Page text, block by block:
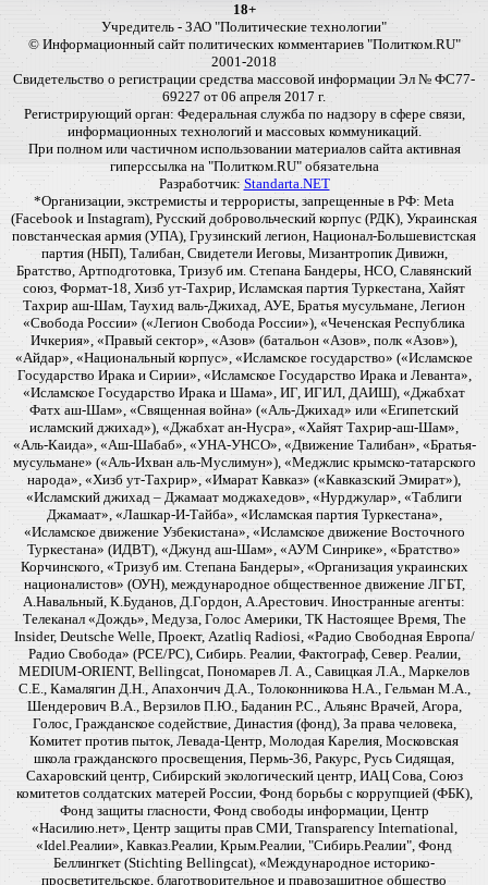
18+
Учредитель - ЗАО "Политические технологии"
© Информационный сайт политических комментариев "Политком.RU"
2001-2018
Свидетельство о регистрации средства массовой информации Эл № ФС77-
69227 от 06 апреля 2017 г.
Регистрирующий орган: Федеральная служба по надзору в сфере связи,
информационных технологий и массовых коммуникаций.
При полном или частичном использовании материалов сайта активная
гиперссылка на "Политком.RU" обязательна
Разработчик: Standarta.NET
*Организации, экстремисты и террористы, запрещенные в РФ: Meta
(Facebook и Instagram), Русский добровольческий корпус (РДК), Украинская
повстанческая армия (УПА), Грузинский легион, Национал-Большевистская
партия (НБП), Талибан, Свидетели Иеговы, Мизантропик Дивижн,
Братство, Артподготовка, Тризуб им. Степана Бандеры, НСО, Славянский
союз, Формат-18, Хизб ут-Тахрир, Исламская партия Туркестана, Хайят
Тахрир аш-Шам, Таухид валь-Джихад, АУЕ, Братья мусульмане, Легион
«Свобода России» («Легион Свобода России»), «Чеченская Республика
Ичкерия», «Правый сектор», «Азов» (батальон «Азов», полк «Азов»),
«Айдар», «Национальный корпус», «Исламское государство» («Исламское
Государство Ирака и Сирии», «Исламское Государство Ирака и Леванта»,
«Исламское Государство Ирака и Шама», ИГ, ИГИЛ, ДАИШ), «Джабхат
Фатх аш-Шам», «Священная война» («Аль-Джихад» или «Египетский
исламский джихад»), «Джабхат ан-Нусра», «Хайят Тахрир-аш-Шам»,
«Аль-Каида», «Аш-Шабаб», «УНА-УНСО», «Движение Талибан», «Братья-
мусульмане» («Аль-Ихван аль-Муслимун»), «Меджлис крымско-татарского
народа», «Хизб ут-Тахрир», «Имарат Кавказ» («Кавказский Эмират»),
«Исламский джихад – Джамаат моджахедов», «Нурджулар», «Таблиги
Джамаат», «Лашкар-И-Тайба», «Исламская партия Туркестана»,
«Исламское движение Узбекистана», «Исламское движение Восточного
Туркестана» (ИДВТ), «Джунд аш-Шам», «АУМ Синрике», «Братство»
Корчинского, «Тризуб им. Степана Бандеры», «Организация украинских
националистов» (ОУН), международное общественное движение ЛГБТ,
А.Навальный, К.Буданов, Д.Гордон, А.Арестович. Иностранные агенты:
Телеканал «Дождь», Медуза, Голос Америки, ТК Настоящее Время, The
Insider, Deutsche Welle, Проект, Azatliq Radiosi, «Радио Свободная Европа/
Радио Свобода» (PCE/PC), Сибирь. Реалии, Фактограф, Север. Реалии,
MEDIUM-ORIENT, Bellingcat, Пономарев Л. А., Савицкая Л.А., Маркелов
С.Е., Камалягин Д.Н., Апахончич Д.А., Толоконникова Н.А., Гельман М.А.,
Шендерович В.А., Верзилов П.Ю., Баданин Р.С., Альянс Врачей, Агора,
Голос, Гражданское содействие, Династия (фонд), За права человека,
Комитет против пыток, Левада-Центр, Молодая Карелия, Московская
школа гражданского просвещения, Пермь-36, Ракурс, Русь Сидящая,
Сахаровский центр, Сибирский экологический центр, ИАЦ Сова, Союз
комитетов солдатских матерей России, Фонд борьбы с коррупцией (ФБК),
Фонд защиты гласности, Фонд свободы информации, Центр
«Насилию.нет», Центр защиты прав СМИ, Transparency International,
«Idel.Реалии», Кавказ.Реалии, Крым.Реалии, "Сибирь.Реалии", Фонд
Беллингкет (Stichting Bellingcat), «Международное историко-
просветительское, благотворительное и правозащитное общество